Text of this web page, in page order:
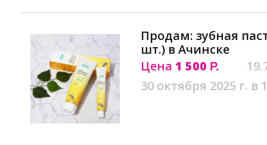
Продам: зубная
шт.) в Ачинске
Цена 1 500 Р.
30 октября 2025 г. в